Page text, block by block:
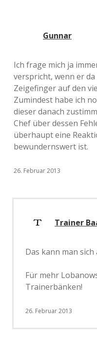
Gunnar
Ich frage mich ja
verspricht, wenn er
Zeigefinger auf den
Zumindest habe ich
dieser danach
Chef über dessen
überhaupt eine
bewundernswert ist.
26. Februar 2013
Trainer
Das kann man
Für mehr
Trainerbänken!
26. Februar 2013